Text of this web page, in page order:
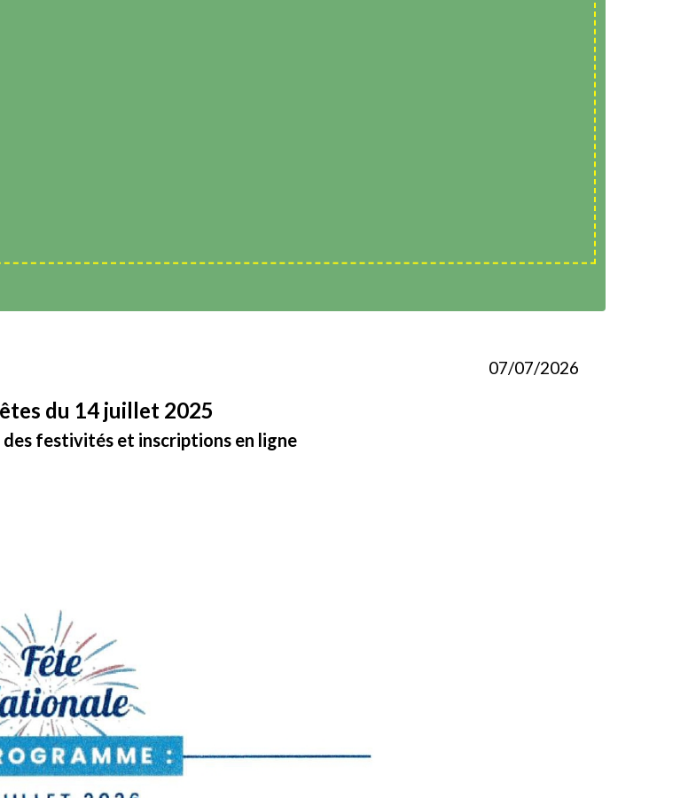
07/07/2026
du 14 juillet 2025
festivités et inscriptions en ligne